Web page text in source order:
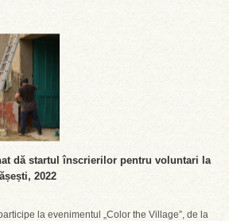
dă startul înscrierilor pentru voluntari la
2022
la evenimentul „Color the Village”, de la